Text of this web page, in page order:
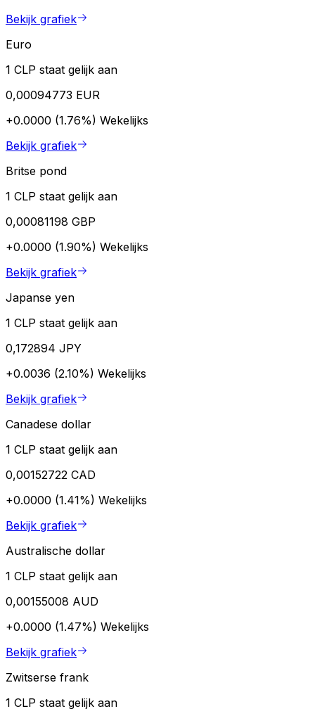
Bekijk grafiek
Euro
1 CLP staat gelijk aan
0,00094773 EUR
+0.0000 (1.76%) Wekelijks
Bekijk grafiek
Britse pond
1 CLP staat gelijk aan
0,00081198 GBP
+0.0000 (1.90%) Wekelijks
Bekijk grafiek
Japanse yen
1 CLP staat gelijk aan
0,172894 JPY
+0.0036 (2.10%) Wekelijks
Bekijk grafiek
Canadese dollar
1 CLP staat gelijk aan
0,00152722 CAD
+0.0000 (1.41%) Wekelijks
Bekijk grafiek
Australische dollar
1 CLP staat gelijk aan
0,00155008 AUD
+0.0000 (1.47%) Wekelijks
Bekijk grafiek
Zwitserse frank
1 CLP staat gelijk aan